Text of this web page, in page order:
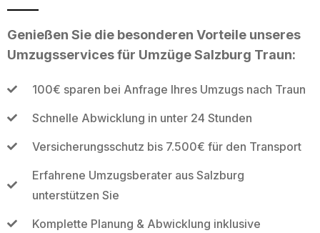
Genießen Sie die besonderen Vorteile unseres
Umzugsservices für Umzüge Salzburg Traun:
100€ sparen bei Anfrage Ihres Umzugs nach Traun
Schnelle Abwicklung in unter 24 Stunden
Versicherungsschutz bis 7.500€ für den Transport
Erfahrene Umzugsberater aus Salzburg
unterstützen Sie
Komplette Planung & Abwicklung inklusive